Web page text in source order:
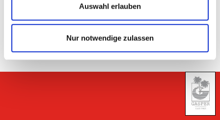
Auswahl erlauben
Nur notwendige zulassen